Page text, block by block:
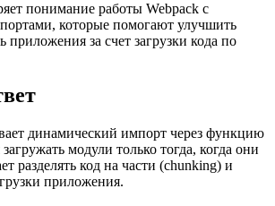
понимание работы Webpack с
которые помогают улучшить
приложения за счет загрузки кода по
динамический импорт через функцию
загружать модули только тогда, когда они
разделять код на части (chunking) и
приложения.